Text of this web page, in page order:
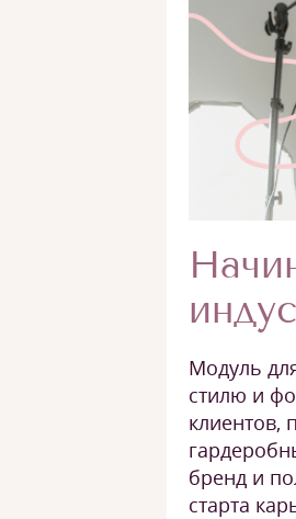
Модуль
стилю и
клиентов,
бренд и
старта